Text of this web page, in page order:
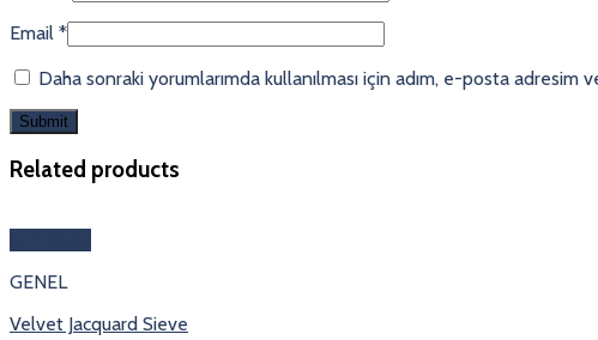
Email *
Daha sonraki yorumlarımda kullanılması için adım, e-posta adresim
Related products
GENEL
Velvet Jacquard Sieve